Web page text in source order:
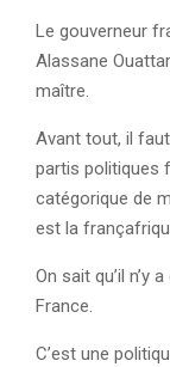
Le gouverneur
Alassane
maître.
Avant tout, il
partis politiques
catégorique de
est la
On sait qu’il n’y
France.
C’est une